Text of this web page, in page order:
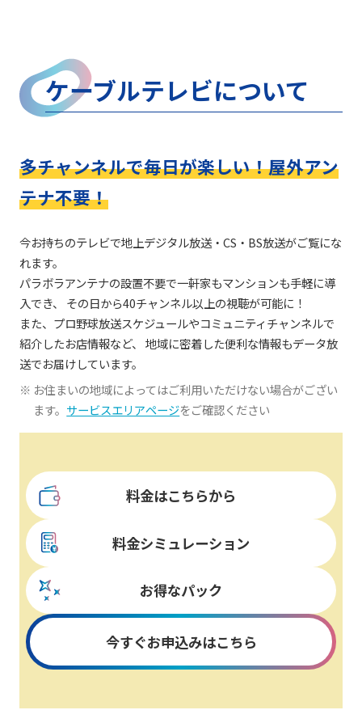
ケーブルテレビについて
多チャンネルで毎日が楽しい！屋外アン
テナ不要！
今お持ちのテレビで地上デジタル放送・CS・BS放送がご覧にな
れます。
パラボラアンテナの設置不要で一軒家もマンションも手軽に導
入でき、 その日から40チャンネル以上の視聴が可能に！
また、プロ野球放送スケジュールやコミュニティチャンネルで
紹介したお店情報など、 地域に密着した便利な情報もデータ放
送でお届けしています。
お住まいの地域によってはご利用いただけない場合がござい
ます。 サービスエリアページをご確認ください
料金はこちらから
料金シミュレーション
お得なパック
今すぐお申込みはこちら